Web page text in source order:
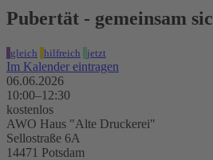
Pubertät - gemeinsam
gleich hilfreich jetzt
Im Kalender eintragen
06.06.2026
10:00–12:30
kostenlos
AWO Haus "Alte Druckerei"
Sellostraße 6A
14471 Potsdam